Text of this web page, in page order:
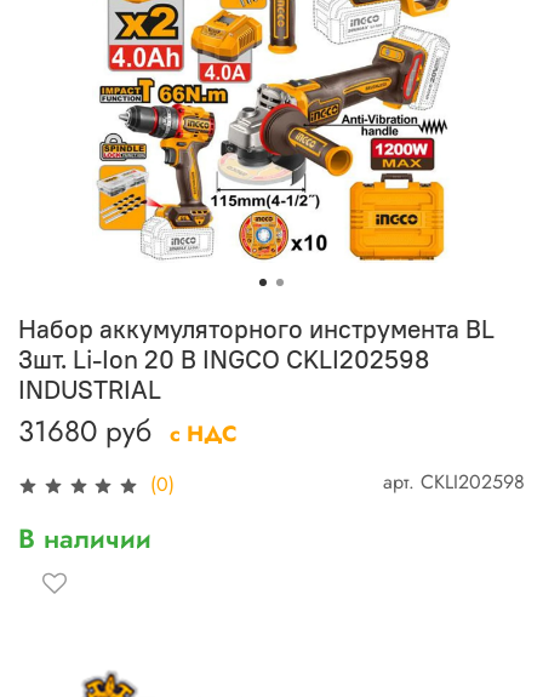
(0) арт. CKLI202598
Набор аккумуляторного инструмента BL
3шт. Li-Ion 20 В INGCO CKLI202598
INDUSTRIAL
31680 руб с НДС
В наличии